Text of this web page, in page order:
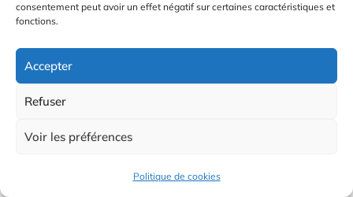
consentement peut avoir un effet négatif sur certaines caractéristiques et
fonctions.
Accepter
Refuser
Voir les préférences
Politique de cookies